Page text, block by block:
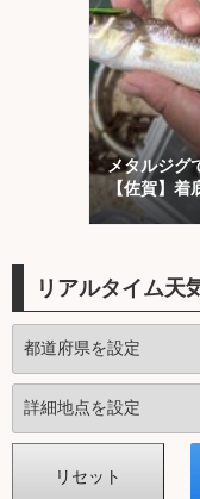
メタルジグ
【佐賀】着
ヒット！
リアルタイム天